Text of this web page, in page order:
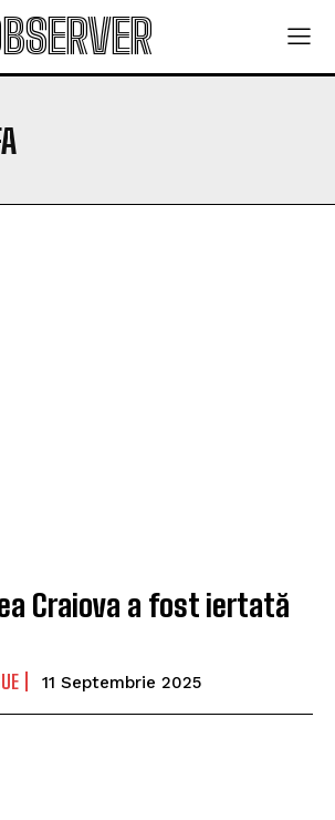
Craiova a fost iertată
11 Septembrie 2025